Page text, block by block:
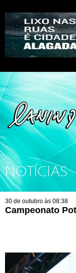
NOTÍCIAS
30 de outubro às 08:38
Campeonato